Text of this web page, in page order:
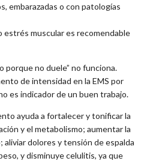
embarazadas o con patologías
estrés muscular es recomendable
porque no duele” no funciona.
de intensidad en la EMS por
es indicador de un buen trabajo.
ayuda a fortalecer y tonificar la
y el metabolismo; aumentar la
dolores y tensión de espalda
y disminuye celulitis, ya que